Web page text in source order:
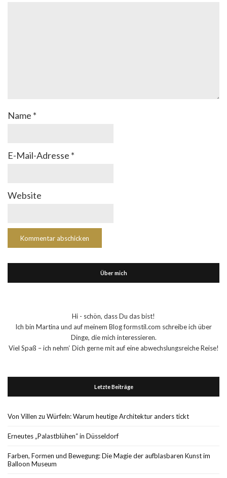
Name *
E-Mail-Adresse *
Website
Über mich
Hi - schön, dass Du das bist!
Ich bin Martina und auf meinem Blog formstil.com schreibe ich über
Dinge, die mich interessieren.
Viel Spaß – ich nehm‘ Dich gerne mit auf eine abwechslungsreiche Reise!
Letzte Beiträge
Von Villen zu Würfeln: Warum heutige Architektur anders tickt
Erneutes „Palastblühen“ in Düsseldorf
Farben, Formen und Bewegung: Die Magie der aufblasbaren Kunst im
Balloon Museum